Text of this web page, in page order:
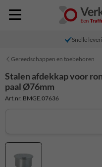
Snelle
Gereedschappen en toebehoren
Stalen afdekkap voor
paal Ø76mm
Art.nr. BMGE.07636